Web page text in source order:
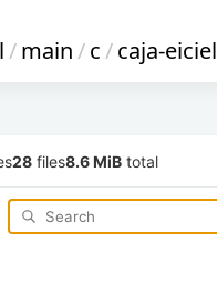
/main/c/caja-eiciel
28 files8.6 MiB total